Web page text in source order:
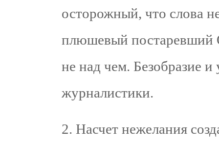
осторожный, что слова
плюшевый постаревший
не над чем. Безобразие
журналистики.
2. Насчет нежелания